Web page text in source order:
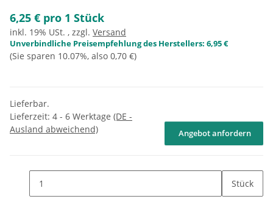
6,25 € pro 1 Stück
inkl. 19% USt. , zzgl. Versand
Unverbindliche Preisempfehlung des Herstellers: 6,95 €
(Sie sparen 10.07%, also 0,70 €)
Lieferbar.
Lieferzeit: 4 - 6 Werktage (DE -
Ausland abweichend)
Angebot anfordern
Stück